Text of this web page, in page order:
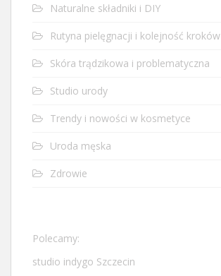
Naturalne składniki i DIY
Rutyna pielęgnacji i kolejność kroków
Skóra trądzikowa i problematyczna
Studio urody
Trendy i nowości w kosmetyce
Uroda męska
Zdrowie
Polecamy:
studio indygo Szczecin